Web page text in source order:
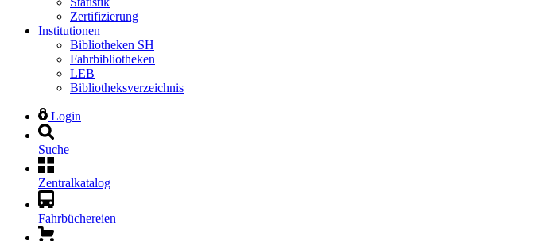
Zertifizierung
Institutionen
Bibliotheken SH
Fahrbibliotheken
LEB
Bibliotheksverzeichnis
Login
Suche
Zentralkatalog
Fahrbüchereien